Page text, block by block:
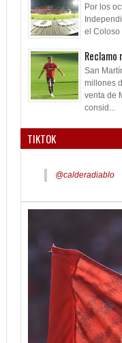
Por los
el Coloso
Reclamo
San
millones
venta de
consid...
TIKTOK
@calderadiablo